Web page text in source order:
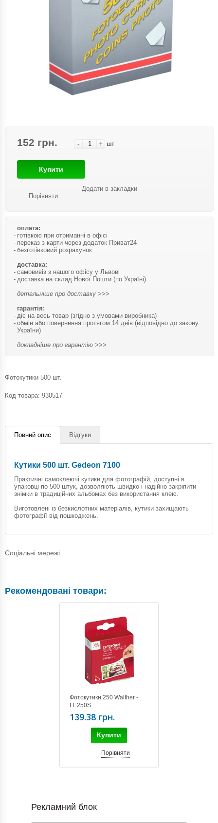
152 грн. - + шт
Купити
Порівняти
Додати в закладки
оплата:
готівкою при отриманні в офісі
переказ з карти через додаток Приват24
безготівковий розрахунок
доставка:
самовивіз з нашого офісу у Львові
доставка на склад Нової Пошти (по Україні)
детальніше про доставку >>>
гарантія:
діє на весь товар (згідно з умовами виробника)
обмін або повернення протягом 14 днів (відповідно до закону
України)
докладніше про гарантію >>>
Фотокутики 500 шт.
Код товара: 930517
Повний опис Відгуки
Кутики 500 шт. Gedeon 7100
Практичні самоклеючі кутики для фотографій, доступні в
упаковці по 500 штук, дозволяють швидко і надійно закріпити
знімки в традиційних альбомах без використання клею.
Виготовлені із безкислотних матеріалів, кутики захищають
фотографії від пошкоджень.
Соціальні мережі
Рекомендовані товари:
Фотокутики 250 Walther -
FE250S
139.38 грн.
Купити
Порівняти
Рекламний блок